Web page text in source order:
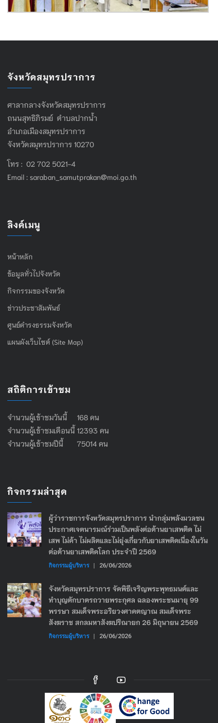
จังหวัดสมุทรปราการ
ศาลากลางจังหวัดสมุทรปราการ
ถนนสุทธิภิรมย์ ตำบลปากน้ำ
อำเภอเมืองสมุทรปราการ
จังหวัดสมุทรปราการ 10270
โทร : 02 702 5021-4
Email : saraban_samutprakan@moi.go.th
ลิงค์เมนู
หน้าหลัก
ข้อมูลทั่วไปจังหวัด
กิจกรรมของจังหวัด
ข่าวประชาสัมพันธ์
ศูนย์ดำรงธรรมจังหวัด
แผนผังเว็บไซต์ (Site Map)
สถิติการเข้าชม
จำนวนผู้เข้าชมวันนี้ 168 คน
จำนวนผู้เข้าชมเดือนนี้ 12393 คน
จำนวนผู้เข้าชมปีนี้ 75014 คน
กิจกรรมล่าสุด
ผู้ว่าราชการจังหวัดสมุทรปราการ นำกลุ่มพลังมวลชน
ประกาศเจตนารมณ์ร่วมเป็นพลังต่อต้านยาเสพติด ไม่
เสพ ไม่ค้า ไม่ผลิตและไม่ยุ่งเกี่ยวกับยาเสพติดเนื่องในวัน
ต่อต้านยาเสพติดโลก ประจำปี 2569
กิจกรรมผู้บริหาร | 26/06/2026
จังหวัดสมุทรปราการ จัดพิธีเจริญพระพุทธมนต์และ
ทำบุญตักบาตรถวายพระกุศล ฉลองพระชนมายุ 99
พรรษา สมเด็จพระอริยวงศาคตญาณ สมเด็จพระ
สังฆราช สกลมหาสังฆปริณายก 26 มิถุนายน 2569
กิจกรรมผู้บริหาร | 26/06/2026